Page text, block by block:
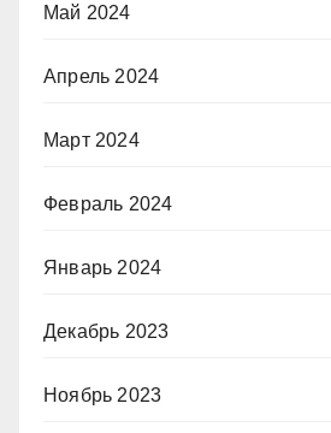
Май 2024
Апрель 2024
Март 2024
Февраль 2024
Январь 2024
Декабрь 2023
Ноябрь 2023